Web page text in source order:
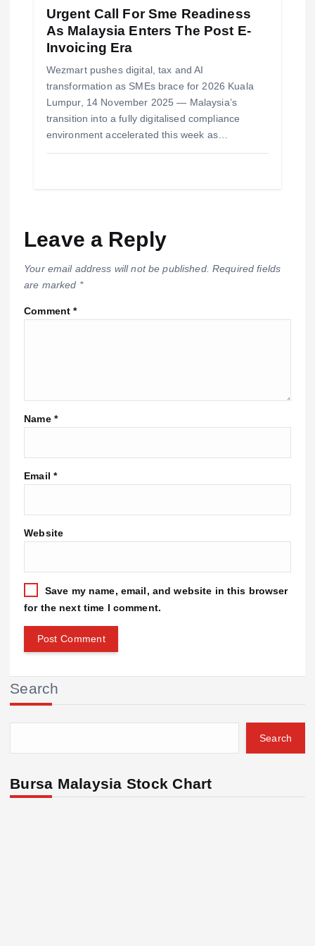
Urgent Call For Sme Readiness
As Malaysia Enters The Post E-
Invoicing Era
Wezmart pushes digital, tax and AI
transformation as SMEs brace for 2026 Kuala
Lumpur, 14 November 2025 — Malaysia’s
transition into a fully digitalised compliance
environment accelerated this week as…
Leave a Reply
Your email address will not be published. Required fields
are marked *
Comment*
Name *
Email *
Website
Save my name, email, and website in this browser
for the next time I comment.
Search
Search
Bursa Malaysia Stock Chart